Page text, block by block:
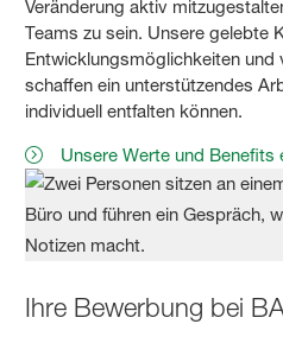
Veränderung aktiv
Teams zu sein. Unsere gelebte
Entwicklungsmöglichkeiten und
schaffen ein unterstützendes
individuell entfalten können.
Unsere Werte und Benefits
Ihre Bewerbung bei